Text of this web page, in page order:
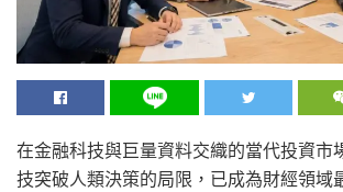
在金融科技與巨量資料交織的當代投資市
技突破人類決策的局限，已成為財經領域